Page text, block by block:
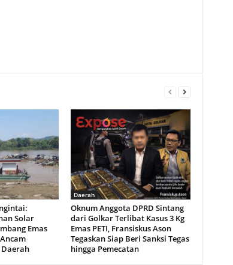
Solar
Emas
Daerah
Oknum Anggota DPRD Sintang
dari Golkar Terlibat Kasus 3 Kg
Emas PETI, Fransiskus Ason
Tegaskan Siap Beri Sanksi Tegas
hingga Pemecatan